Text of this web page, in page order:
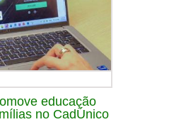
educação
no CadÚnico